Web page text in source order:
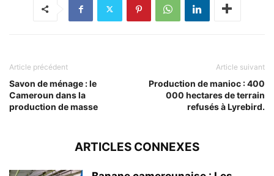
Article précédent
Savon de ménage : le
Cameroun dans la
production de masse
Article suivant
Production de manioc : 400
000 hectares de terrain
refusés à Lyrebird.
ARTICLES CONNEXES